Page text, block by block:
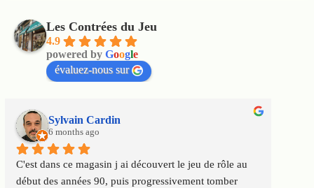
Les Contrées du Jeu
4.9
powered by Google
évaluez-nous sur
Sylvain Cardin
6 months ago
C'est dans ce magasin j ai découvert le jeu de rôle au
début des années 90, puis progressivement tomber